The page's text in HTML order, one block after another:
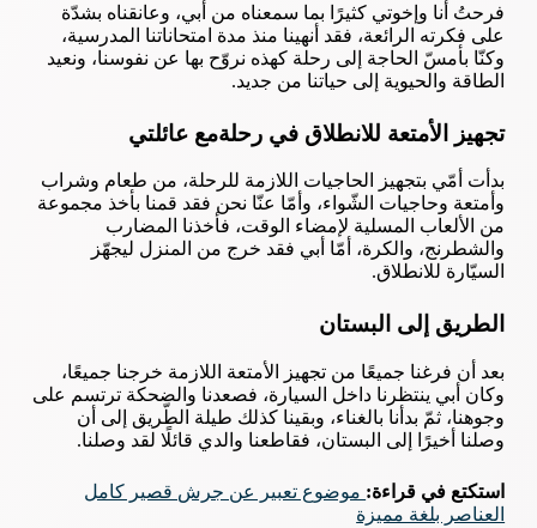
فرحتُ أنا وإخوتي كثيرًا بما سمعناه من أبي، وعانقناه بشدّة
على فكرته الرائعة، فقد أنهينا منذ مدة امتحاناتنا المدرسية،
وكنّا بأمسّ الحاجة إلى رحلة كهذه نروّح بها عن نفوسنا، ونعيد
الطاقة والحيوية إلى حياتنا من جديد.
تجهيز الأمتعة للانطلاق في رحلةمع عائلتي
بدأت أمّي بتجهيز الحاجيات اللازمة للرحلة، من طعام وشراب
وأمتعة وحاجيات الشّواء، وأمّا عنّا نحن فقد قمنا بأخذ مجموعة
من الألعاب المسلية لإمضاء الوقت، فأخذنا المضارب
والشطرنج، والكرة، أمّا أبي فقد خرج من المنزل ليجهّز
السيّارة للانطلاق.
الطريق إلى البستان
بعد أن فرغنا جميعًا من تجهيز الأمتعة اللازمة خرجنا جميعًا،
وكان أبي ينتظرنا داخل السيارة، فصعدنا والضحكة ترتسم على
وجوهنا، ثمّ بدأنا بالغناء، وبقينا كذلك طيلة الطّريق إلى أن
وصلنا أخيرًا إلى البستان، فقاطعنا والدي قائلًا لقد وصلنا.
استكتع في قراءة: موضوع تعبير عن جرش قصير كامل
العناصر بلغة مميزة